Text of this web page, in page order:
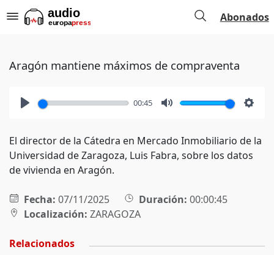
Abonados
Aragón mantiene máximos de compraventa
00:45
El director de la Cátedra en Mercado Inmobiliario de la
Universidad de Zaragoza, Luis Fabra, sobre los datos
de vivienda en Aragón.
Fecha: 07/11/2025 Duración: 00:00:45
Localización: ZARAGOZA
Relacionados